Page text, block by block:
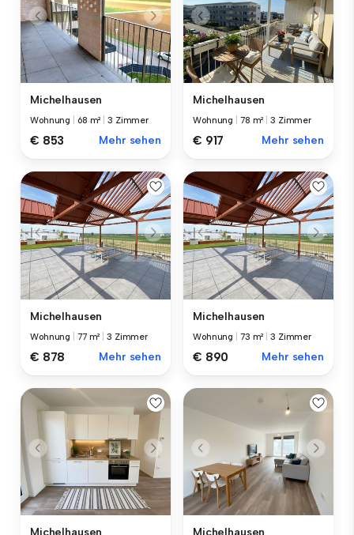
Michelhausen
Wohnung 68 m² |3 Zimmer
€ 853 Mehr sehen
Michelhausen
Wohnung 78 m² |3 Zimmer
€ 917 Mehr sehen
Michelhausen
Wohnung 77 m² |3 Zimmer
€ 878 Mehr sehen
Michelhausen
Wohnung 73 m² |3 Zimmer
€ 890 Mehr sehen
Michelhausen Michelhausen